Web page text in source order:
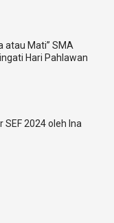
atau Mati” SMA
Hari Pahlawan
SEF 2024 oleh Ina